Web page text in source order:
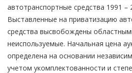
автотранспортные средства 1991 –
Выставленные на приватизацию
средства высвобождены
неиспользуемые. Начальная цена
определена на основании
учетом укомплектованности и